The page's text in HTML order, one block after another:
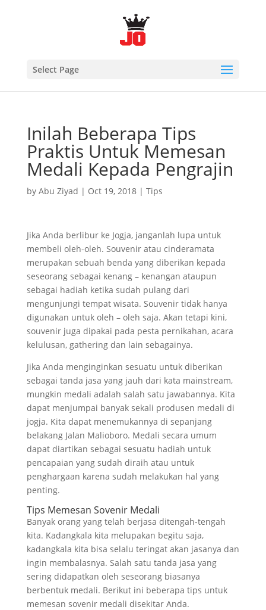
Select Page
Inilah Beberapa Tips
Praktis Untuk Memesan
Medali Kepada Pengrajin
by Abu Ziyad | Oct 19, 2018| Tips
Jika Anda berlibur ke Jogja, janganlah lupa untuk
membeli oleh-oleh. Souvenir atau cinderamata
merupakan sebuah benda yang diberikan kepada
seseorang sebagai kenang – kenangan ataupun
sebagai hadiah ketika sudah pulang dari
mengunjungi tempat wisata. Souvenir tidak hanya
digunakan untuk oleh – oleh saja. Akan tetapi kini,
souvenir juga dipakai pada pesta pernikahan, acara
kelulusan, gathering dan lain sebagainya.
Jika Anda menginginkan sesuatu untuk diberikan
sebagai tanda jasa yang jauh dari kata mainstream,
mungkin medali adalah salah satu jawabannya. Kita
dapat menjumpai banyak sekali produsen medali di
jogja. Kita dapat menemukannya di sepanjang
belakang Jalan Malioboro. Medali secara umum
dapat diartikan sebagai sesuatu hadiah untuk
pencapaian yang sudah diraih atau untuk
penghargaan karena sudah melakukan hal yang
penting.
Tips Memesan Sovenir Medali
Banyak orang yang telah berjasa ditengah-tengah
kita. Kadangkala kita melupakan begitu saja,
kadangkala kita bisa selalu teringat akan jasanya dan
ingin membalasnya. Salah satu tanda jasa yang
sering didapatkan oleh seseorang biasanya
berbentuk medali. Berikut ini beberapa tips untuk
memesan sovenir medali disekitar Anda.